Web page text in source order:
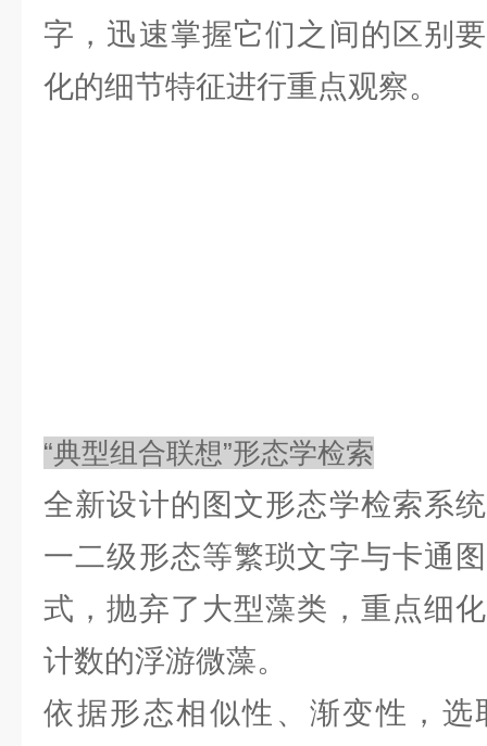
字，迅速掌握它们之间的区别
化的细节特征进行重点观察。
“典型组合联想”形态学检索
全新设计的图文形态学检索系
一二级形态等繁琐文字与卡通
式，抛弃了大型藻类，重点细
计数的浮游微藻。
依据形态相似性、渐变性，选